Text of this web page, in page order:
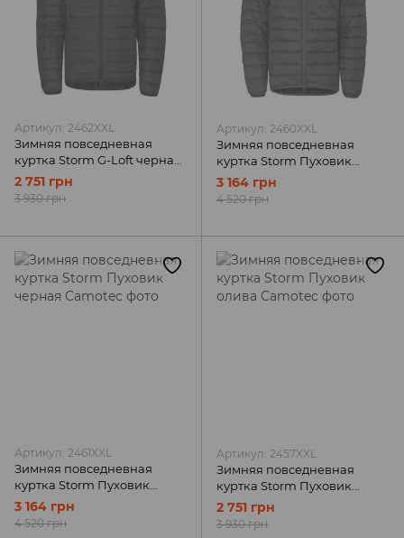
Артикул: 2462XXL
Зимняя повседневная
куртка Storm G-Loft черная
Camotec
2 751 грн
3 930 грн
Артикул: 2460XXL
Зимняя повседневная
куртка Storm Пуховик
олива Camotec
3 164 грн
4 520 грн
Артикул: 2461XXL
Зимняя повседневная
куртка Storm Пуховик
черная Camotec
3 164 грн
4 520 грн
Артикул: 2457XXL
Зимняя повседневная
куртка Storm Пуховик
олива Camotec
2 751 грн
3 930 грн